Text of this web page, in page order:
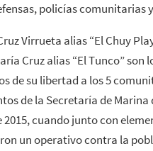
policías comunitarias
Virrueta alias “El Chuy
Cruz alias “El Tunco”
de su libertad a los 5
de la Secretaría de
2015, cuando junto con
un operativo contra la